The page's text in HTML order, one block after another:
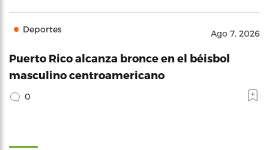
Deportes Ago 7, 2026
Puerto Rico alcanza bronce en el béisbol
masculino centroamericano
0